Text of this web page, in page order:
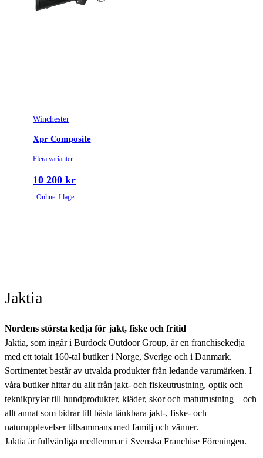
Winchester
Xpr Composite
Flera varianter
10 200 kr
Online: I lager
Jaktia
Nordens största kedja för jakt, fiske och fritid
Jaktia, som ingår i Burdock Outdoor Group, är en franchisekedja
med ett totalt 160-tal butiker i Norge, Sverige och i Danmark.
Sortimentet består av utvalda produkter från ledande varumärken. I
våra butiker hittar du allt från jakt- och fiskeutrustning, optik och
teknikprylar till hundprodukter, kläder, skor och matutrustning – och
allt annat som bidrar till bästa tänkbara jakt-, fiske- och
naturupplevelser tillsammans med familj och vänner.
Jaktia är fullvärdiga medlemmar i Svenska Franchise Föreningen.